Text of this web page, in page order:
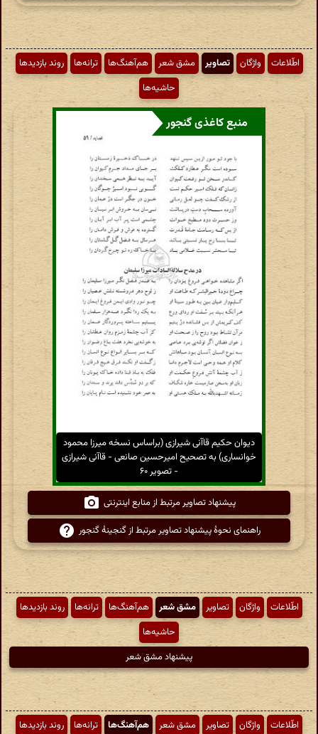
اطّلاعات واژگان تصاویر مشق شعر هم‌آهنگ‌ها ترانه‌ها
روند بازدیدها
حاشیه‌ها
منبع کاغذی گنجور
دیوان حکیم قاآنی شیرازی (براساس نسخه میرزا محمود
خوانساری) به تصحیح امیرحسین صانعی - قاآنی شیرازی
- تصویر ۶۰
پیشنهاد تصاویر مرتبط از منابع اینترنتی
راهنمای نحوهٔ پیشنهاد تصاویر مرتبط از گنجینهٔ گنجور
اطّلاعات واژگان تصاویر مشق شعر هم‌آهنگ‌ها ترانه‌ها
روند بازدیدها
حاشیه‌ها
پیشنهاد مشق شعر
اطّلاعات واژگان تصاویر مشق شعر هم‌آهنگ‌ها ترانه‌ها
روند بازدیدها